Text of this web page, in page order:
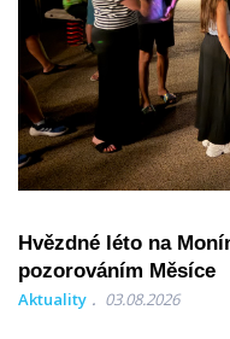
Hvězdné léto na
pozorováním Měsíce
Aktuality 03.08.2026